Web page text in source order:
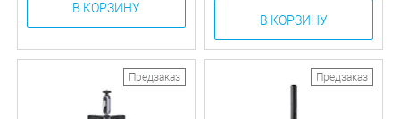
В КОРЗИНУ
В КОРЗИНУ
Предзаказ Предзаказ